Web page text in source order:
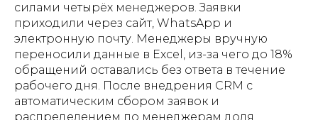
силами четырёх менеджеров. Заявки
приходили через сайт, WhatsApp и
электронную почту. Менеджеры вручную
переносили данные в Excel, из-за чего до 18%
обращений оставались без ответа в течение
рабочего дня. После внедрения CRM с
автоматическим сбором заявок и
распределением по менеджерам доля